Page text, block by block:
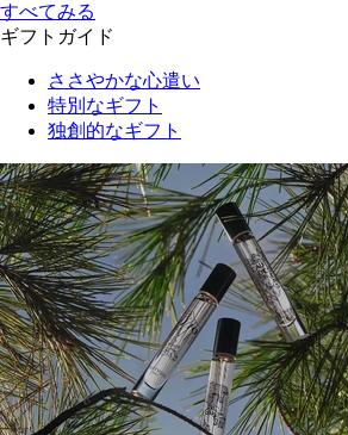
すべてみる
ギフトガイド
ささやかな心遣い
特別なギフト
独創的なギフト